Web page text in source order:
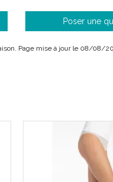
Poser une
Page mise à jour le 08/08/